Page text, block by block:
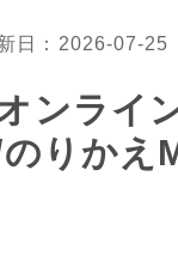
日：2026-07-25
ンライ
りかえ